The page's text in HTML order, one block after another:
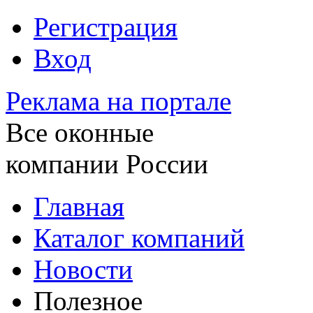
Регистрация
Вход
Реклама на портале
Все оконные
компании России
Главная
Каталог компаний
Новости
Полезное